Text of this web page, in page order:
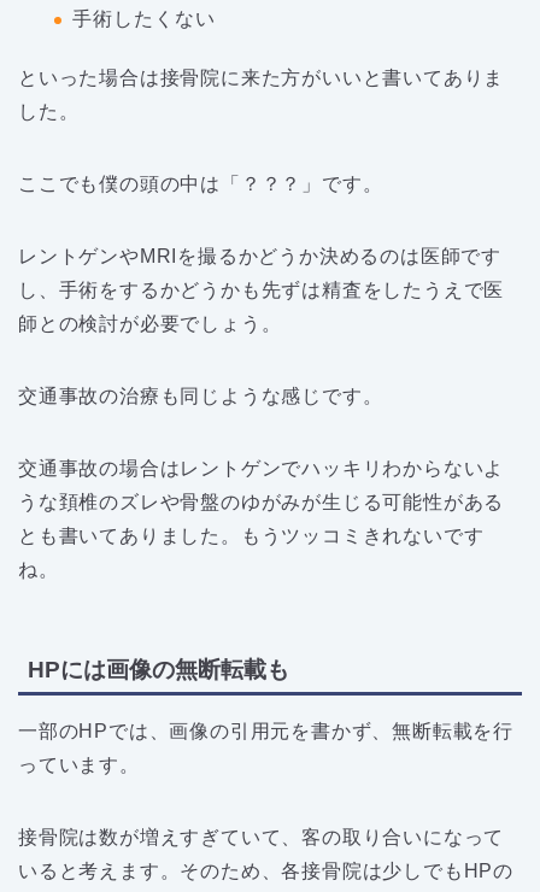
手術したくない
といった場合は接骨院に来た方がいいと書いてありま
した。
ここでも僕の頭の中は「？？？」です。
レントゲンやMRIを撮るかどうか決めるのは医師です
し、手術をするかどうかも先ずは精査をしたうえで医
師との検討が必要でしょう。
交通事故の治療も同じような感じです。
交通事故の場合はレントゲンでハッキリわからないよ
うな頚椎のズレや骨盤のゆがみが生じる可能性がある
とも書いてありました。もうツッコミきれないです
ね。
HPには画像の無断転載も
一部のHPでは、画像の引用元を書かず、無断転載を行
っています。
接骨院は数が増えすぎていて、客の取り合いになって
いると考えます。そのため、各接骨院は少しでもHPの